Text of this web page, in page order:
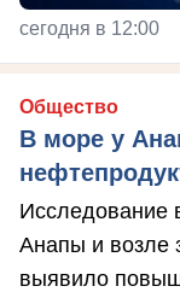
сегодня в 12:00
Общество
В море у
Исследование
Анапы и возле
выявило